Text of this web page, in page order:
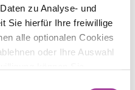
zu Analyse- und
Sie hierfür Ihre freiwillige
alle optionalen Cookies
oder Ihre Auswahl